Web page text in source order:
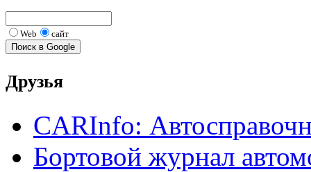
Web сайт
Друзья
CARInfo:
Бортовой журнал